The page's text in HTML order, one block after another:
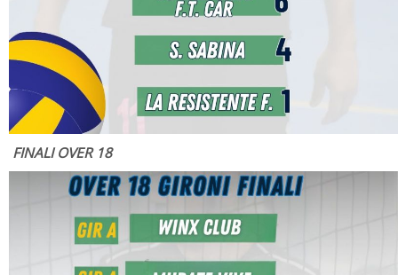
FINALI OVER 18